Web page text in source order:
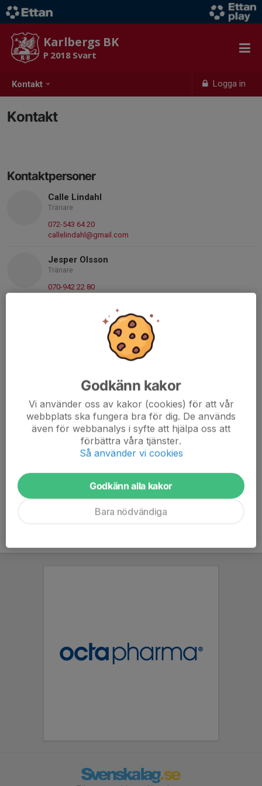
Kontakt Logga in
Karlbergs BK
P 2018 Svart
Kontakt
Kontaktpersoner
Calle Lindahl
Tränare
072-543 64 20
callelindahl@gmail.com
Jesper Olsson
Tränare
070-942 22 80
salla.salokangas@gmail.com
Regina Julius
070-616 52 08
rjulius76@gmail.com
Jenny Nyholm
Lagledare
072-584 97 70
nyholmjenny@gmail.com
Godkänn kakor
Vi använder oss av kakor (cookies) för att vår
webbplats ska fungera bra för dig. De används
även för webbanalys i syfte att hjälpa oss att
förbättra våra tjänster.
Så använder vi cookies
Godkänn alla kakor
Bara nödvändiga